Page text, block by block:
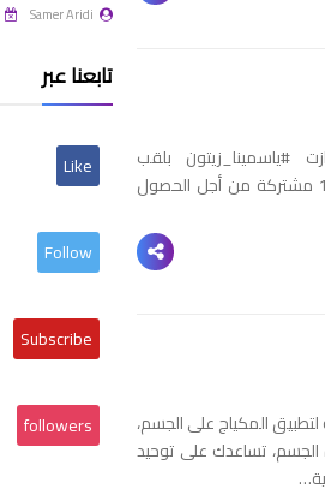
هي؟ فازت #ياسمينا_زيتون بلقب
#ملكة_جمال_لبنان لعام 2022، وذلك بعد منافسة بينها وبين 17 مشتركة من أجل الحصول
المكياج على الجسم،
الجسم، تساعدك على توحيد
Samer Aridi
تابعنا عبر
Like
Follow
Subscribe
followers